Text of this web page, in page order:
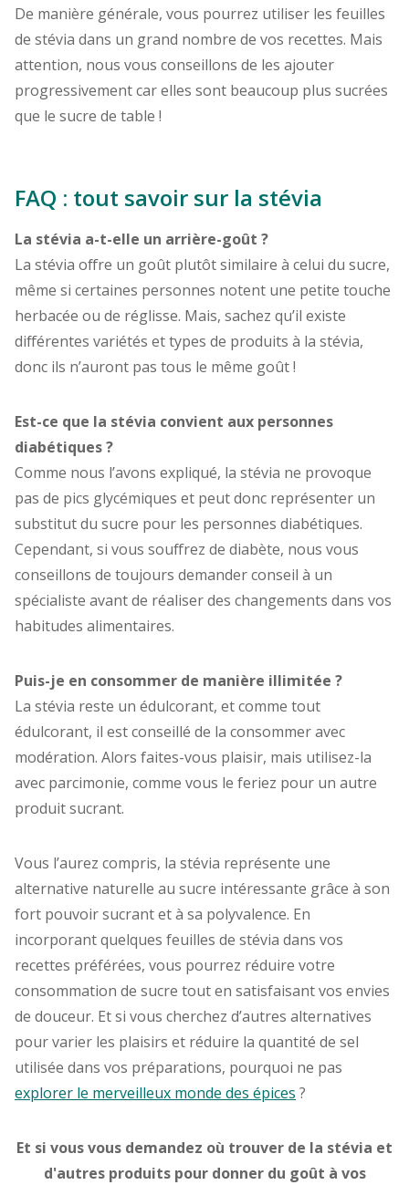
De manière générale, vous pourrez utiliser les feuilles
de stévia dans un grand nombre de vos recettes. Mais
attention, nous vous conseillons de les ajouter
progressivement car elles sont beaucoup plus sucrées
que le sucre de table !
FAQ : tout savoir sur la stévia
La stévia a-t-elle un arrière-goût ?
La stévia offre un goût plutôt similaire à celui du sucre,
même si certaines personnes notent une petite touche
herbacée ou de réglisse. Mais, sachez qu’il existe
différentes variétés et types de produits à la stévia,
donc ils n’auront pas tous le même goût !
Est-ce que la stévia convient aux personnes
diabétiques ?
Comme nous l’avons expliqué, la stévia ne provoque
pas de pics glycémiques et peut donc représenter un
substitut du sucre pour les personnes diabétiques.
Cependant, si vous souffrez de diabète, nous vous
conseillons de toujours demander conseil à un
spécialiste avant de réaliser des changements dans vos
habitudes alimentaires.
Puis-je en consommer de manière illimitée ?
La stévia reste un édulcorant, et comme tout
édulcorant, il est conseillé de la consommer avec
modération. Alors faites-vous plaisir, mais utilisez-la
avec parcimonie, comme vous le feriez pour un autre
produit sucrant.
Vous l’aurez compris, la stévia représente une
alternative naturelle au sucre intéressante grâce à son
fort pouvoir sucrant et à sa polyvalence. En
incorporant quelques feuilles de stévia dans vos
recettes préférées, vous pourrez réduire votre
consommation de sucre tout en satisfaisant vos envies
de douceur. Et si vous cherchez d’autres alternatives
pour varier les plaisirs et réduire la quantité de sel
utilisée dans vos préparations, pourquoi ne pas
explorer le merveilleux monde des épices ?
Et si vous vous demandez où trouver de la stévia et
d'autres produits pour donner du goût à vos